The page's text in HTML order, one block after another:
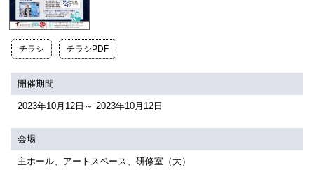
アクセシビリティ/
サービス
会員制度のご案内
座席表
プラットニュース 出版物・映像
チラシ チラシPDF
開催期間
2023年10月12日～ 2023年10月12日
会場
主ホール、アートスペース、研修室（大）
施設の利用について
関連団体・施設